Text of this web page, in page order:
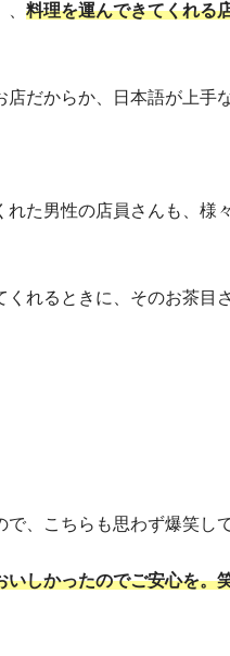
料理を運んできてくれる
だからか、日本語が上手
た男性の店員さんも、様
れるときに、そのお茶目
、こちらも思わず爆笑し
いしかったのでご安心を。